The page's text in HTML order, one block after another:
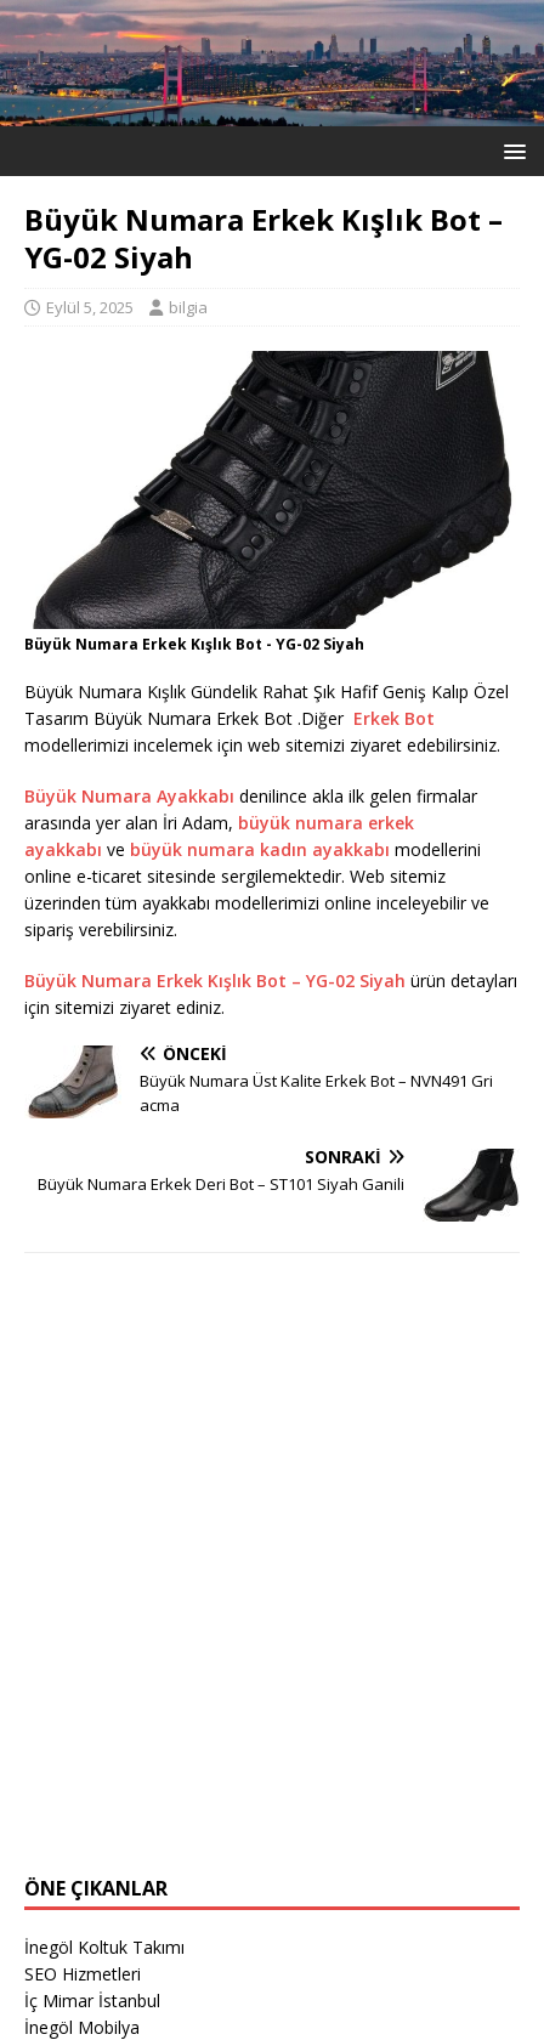
Büyük Numara Erkek Kışlık Bot –
YG-02 Siyah
Eylül 5, 2025 bilgia
Büyük Numara Erkek Kışlık Bot - YG-02 Siyah
Büyük Numara Kışlık Gündelik Rahat Şık Hafif Geniş Kalıp Özel
Tasarım Büyük Numara Erkek Bot .Diğer Erkek Bot
modellerimizi incelemek için web sitemizi ziyaret edebilirsiniz.
Büyük Numara Ayakkabı denilince akla ilk gelen firmalar
arasında yer alan İri Adam, büyük numara erkek
ayakkabı ve büyük numara kadın ayakkabı modellerini
online e-ticaret sitesinde sergilemektedir. Web sitemiz
üzerinden tüm ayakkabı modellerimizi online inceleyebilir ve
sipariş verebilirsiniz.
Büyük Numara Erkek Kışlık Bot – YG-02 Siyah ürün detayları
için sitemizi ziyaret ediniz.
ÖNCEKI
Büyük Numara Üst Kalite Erkek Bot – NVN491 Gri
acma
SONRAKI
Büyük Numara Erkek Deri Bot – ST101 Siyah Ganili
ÖNE ÇIKANLAR
İnegöl Koltuk Takımı
SEO Hizmetleri
İç Mimar İstanbul
İnegöl Mobilya